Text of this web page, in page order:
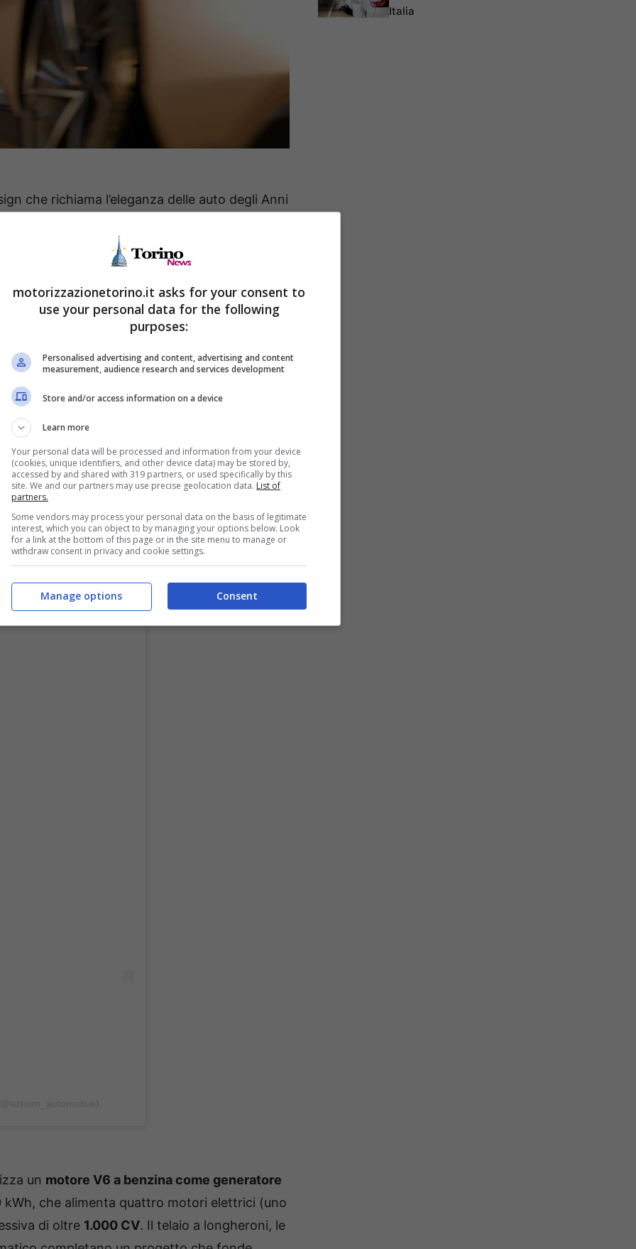
che richiama l’eleganza delle auto degli Anni
con dettagli contemporanei di grande
verticale imponente e fari a LED
accentuano la sua presenza scenica. Le
che solleva una porzione di tetto per
da un tappeto luminoso che si proietta a
d’avanguardia
tradizionale di abitacolo per offrire un
econfigurazione 2+2+2grazie a due
lavorati a mano: inserti in legno, pelli pregiate
definiscono un’atmosfera di eleganza
– resta discreta e gestita da
illuminazione e suono con comandi vocali.
un motore V6 a benzina come generatore
kWh, che alimenta quattro motori elettrici (uno
di oltre 1.000 CV. Il telaio a longheroni, le
Italia
motorizzazionetorino.it asks for your consent to
use your personal data for the following
purposes:
Personalised advertising and content, advertising and content
measurement, audience research and services development
Store and/or access information on a device
Learn more
Your personal data will be processed and information from your device
(cookies, unique identifiers, and other device data) may be stored by,
accessed by and shared with 319 partners, or used specifically by this
site. We and our partners may use precise geolocation data. List of
partners.
Some vendors may process your personal data on the basis of legitimate
interest, which you can object to by managing your options below. Look
for a link at the bottom of this page or in the site menu to manage or
withdraw consent in privacy and cookie settings.
Consent
Manage options